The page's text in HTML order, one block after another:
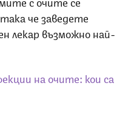
че заведете
лекар възможно най-
на очите: кои са